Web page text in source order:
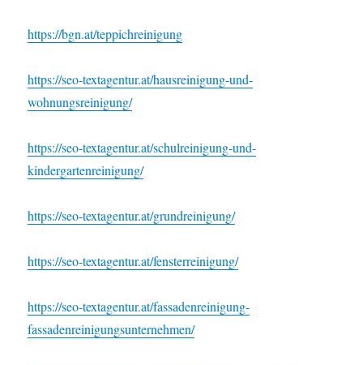
https://bgn.at/teppichreinigung
https://seo-textagentur.at/hausreinigung-und-
wohnungsreinigung/
https://seo-textagentur.at/schulreinigung-und-
kindergartenreinigung/
https://seo-textagentur.at/grundreinigung/
https://seo-textagentur.at/fensterreinigung/
https://seo-textagentur.at/fassadenreinigung-
fassadenreinigungsunternehmen/